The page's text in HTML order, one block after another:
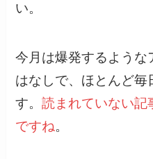
い。
今月は爆発するような
はなしで、ほとんど毎
す。読まれていない記
ですね。